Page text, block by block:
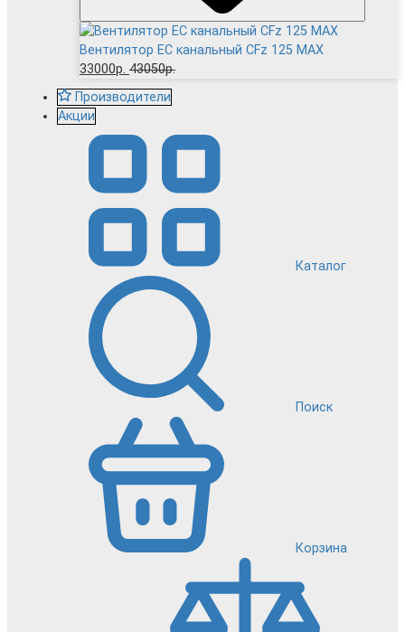
Вентилятор EC канальный CFz 125 MAX
33000р. 43050р.
Производители
Акции
Каталог
Поиск
Корзина